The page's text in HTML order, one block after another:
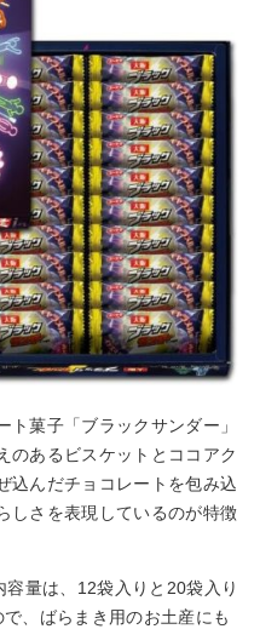
菓子「ブラックサンダー」
のあるビスケットとココアク
込んだチョコレートを包み込
しさを表現しているのが特徴
量は、12袋入りと20袋入り
、ばらまき用のお土産にも